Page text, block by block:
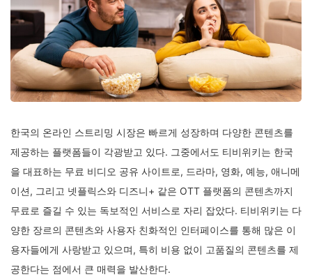
한국의 온라인 스트리밍 시장은 빠르게 성장하며 다양한 콘텐츠를
제공하는 플랫폼들이 각광받고 있다. 그중에서도 티비위키는 한국
을 대표하는 무료 비디오 공유 사이트로, 드라마, 영화, 예능, 애니메
이션, 그리고 넷플릭스와 디즈니+ 같은 OTT 플랫폼의 콘텐츠까지
무료로 즐길 수 있는 독보적인 서비스로 자리 잡았다. 티비위키는 다
양한 장르의 콘텐츠와 사용자 친화적인 인터페이스를 통해 많은 이
용자들에게 사랑받고 있으며, 특히 비용 없이 고품질의 콘텐츠를 제
공한다는 점에서 큰 매력을 발산한다.